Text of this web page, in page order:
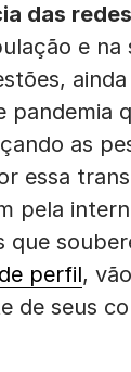
das
e na
pandemia
as
essa
pela
que
perfil,
de seus